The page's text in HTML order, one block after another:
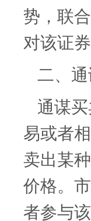
势，联
对该证
二、
通谋
易或者
卖出某
价格。
者参与